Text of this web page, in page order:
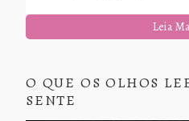
Leia
O QUE OS OLHOS
SENTE